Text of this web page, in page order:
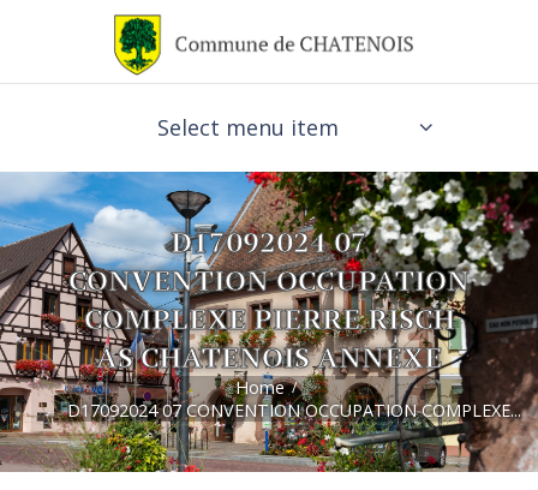
Select menu item
D17092024 07
CONVENTION OCCUPATION
COMPLEXE PIERRE RISCH
AS CHATENOIS ANNEXE
Home
D17092024 07 CONVENTION OCCUPATION COMPLEXE...